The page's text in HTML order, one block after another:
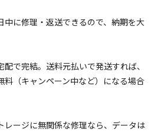
中に修理・返送できるので、納期を大
で完結。送料元払いで発送すれば、
料（キャンペーン中など）になる場合
レージに無関係な修理なら、データは